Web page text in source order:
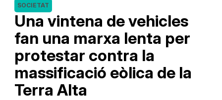
Una vintena de vehicles
fan una marxa lenta per
protestar contra la
massificació eòlica de la
Terra Alta
SOCIETAT